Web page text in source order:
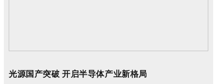
光源国产突破 开启半导体产业新格局